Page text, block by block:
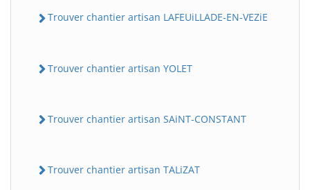
Trouver chantier artisan LAFEUiLLADE-EN-VEZiE
Trouver chantier artisan YOLET
Trouver chantier artisan SAiNT-CONSTANT
Trouver chantier artisan TALiZAT